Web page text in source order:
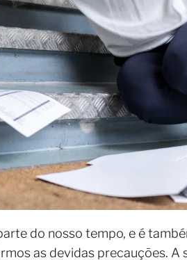
do nosso tempo, e é
as devidas precauções. A